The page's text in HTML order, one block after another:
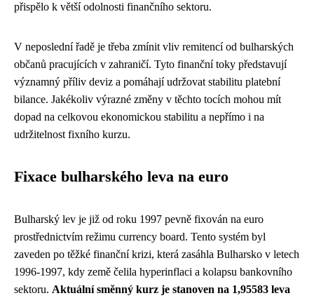
přispělo k větší odolnosti finančního sektoru.
V neposlední řadě je třeba zmínit vliv remitencí od bulharských
občanů pracujících v zahraničí. Tyto finanční toky představují
významný příliv deviz a pomáhají udržovat stabilitu platební
bilance. Jakékoliv výrazné změny v těchto tocích mohou mít
dopad na celkovou ekonomickou stabilitu a nepřímo i na
udržitelnost fixního kurzu.
Fixace bulharského leva na euro
Bulharský lev je již od roku 1997 pevně fixován na euro
prostřednictvím režimu currency board. Tento systém byl
zaveden po těžké finanční krizi, která zasáhla Bulharsko v letech
1996-1997, kdy země čelila hyperinflaci a kolapsu bankovního
sektoru. Aktuální směnný kurz je stanoven na 1,95583 leva